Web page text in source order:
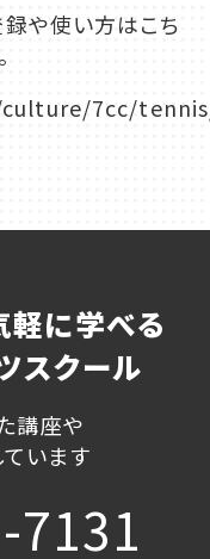
や使い方はこち
7cc/
軽に学べる
スクール
講座や
います
7131